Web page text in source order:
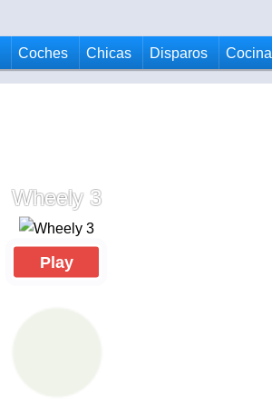
Coches Chicas Disparos Cocina
Wheely 3
Play